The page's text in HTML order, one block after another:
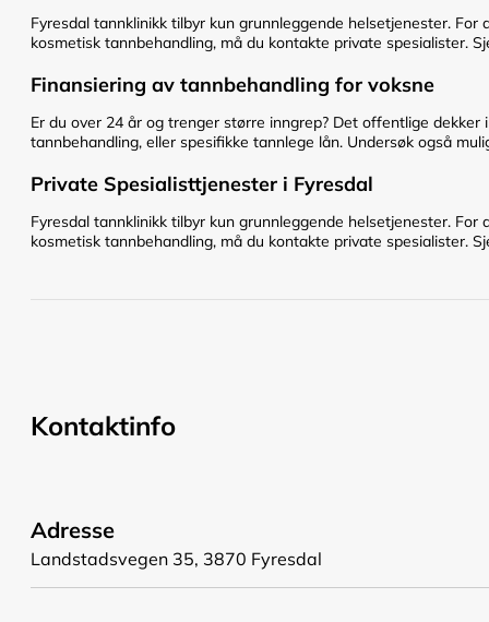
Fyresdal tannklinikk tilbyr kun grunnleggende helsetjenester.
kosmetisk tannbehandling, må du kontakte private spesialister.
Finansiering av tannbehandling for voksne
Er du over 24 år og trenger større inngrep? Det offentlige
tannbehandling, eller spesifikke tannlege lån. Undersøk også
Private Spesialisttjenester i Fyresdal
Fyresdal tannklinikk tilbyr kun grunnleggende helsetjenester.
kosmetisk tannbehandling, må du kontakte private spesialister.
Kontaktinfo
Adresse
Landstadsvegen 35, 3870 Fyresdal